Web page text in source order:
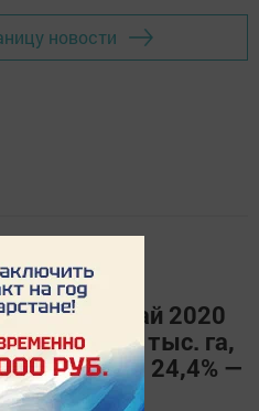
новости
под урожай 2020
498,1 тыс. га,
пшеница, 24,4% —